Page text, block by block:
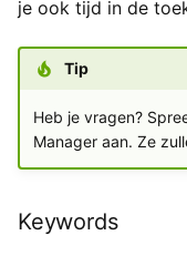
je ook tijd in de
Tip
Heb je vragen?
Manager aan. Ze
Keywords